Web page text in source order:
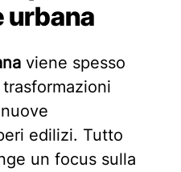
urbana
viene spesso
edilizi. Tutto
un focus sulla